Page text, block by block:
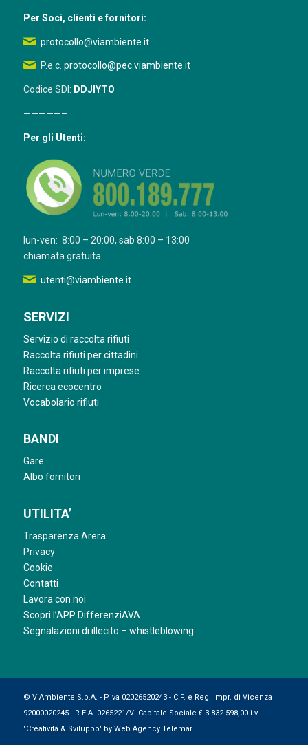
Per Soci, clienti e fornitori:
protocollo@viambiente.it
P.e.c. protocollo@pec.viambiente.it
Codice SDI: DDJIYTO
—————–
Per gli Utenti:
lun-ven: 8:00 – 20:00, sab 8:00 – 13:00
chiamata gratuita
utenti@viambiente.it
SERVIZI
Servizio di raccolta rifiuti
Raccolta rifiuti per cittadini
Raccolta rifiuti per imprese
Ricerca ecocentro
Vocabolario rifiuti
BANDI
Gare
Albo fornitori
UTILITA’
Trasparenza Arera
Privacy
Cookie
Contatti
Lavora con noi
Scopri l’APP DifferenziAVA
Segnalazioni di illecito – whistleblowing
© ViAmbiente S.p.A. - P.iva 02026520243 - C.F. e Reg. Impr. di Vicenza
92000020245 - R.E.A. 0265221/VI Capitale Sociale € 3.832.598,00 i.v. -
"Creatività & Sviluppo" by Web Agency Telemar